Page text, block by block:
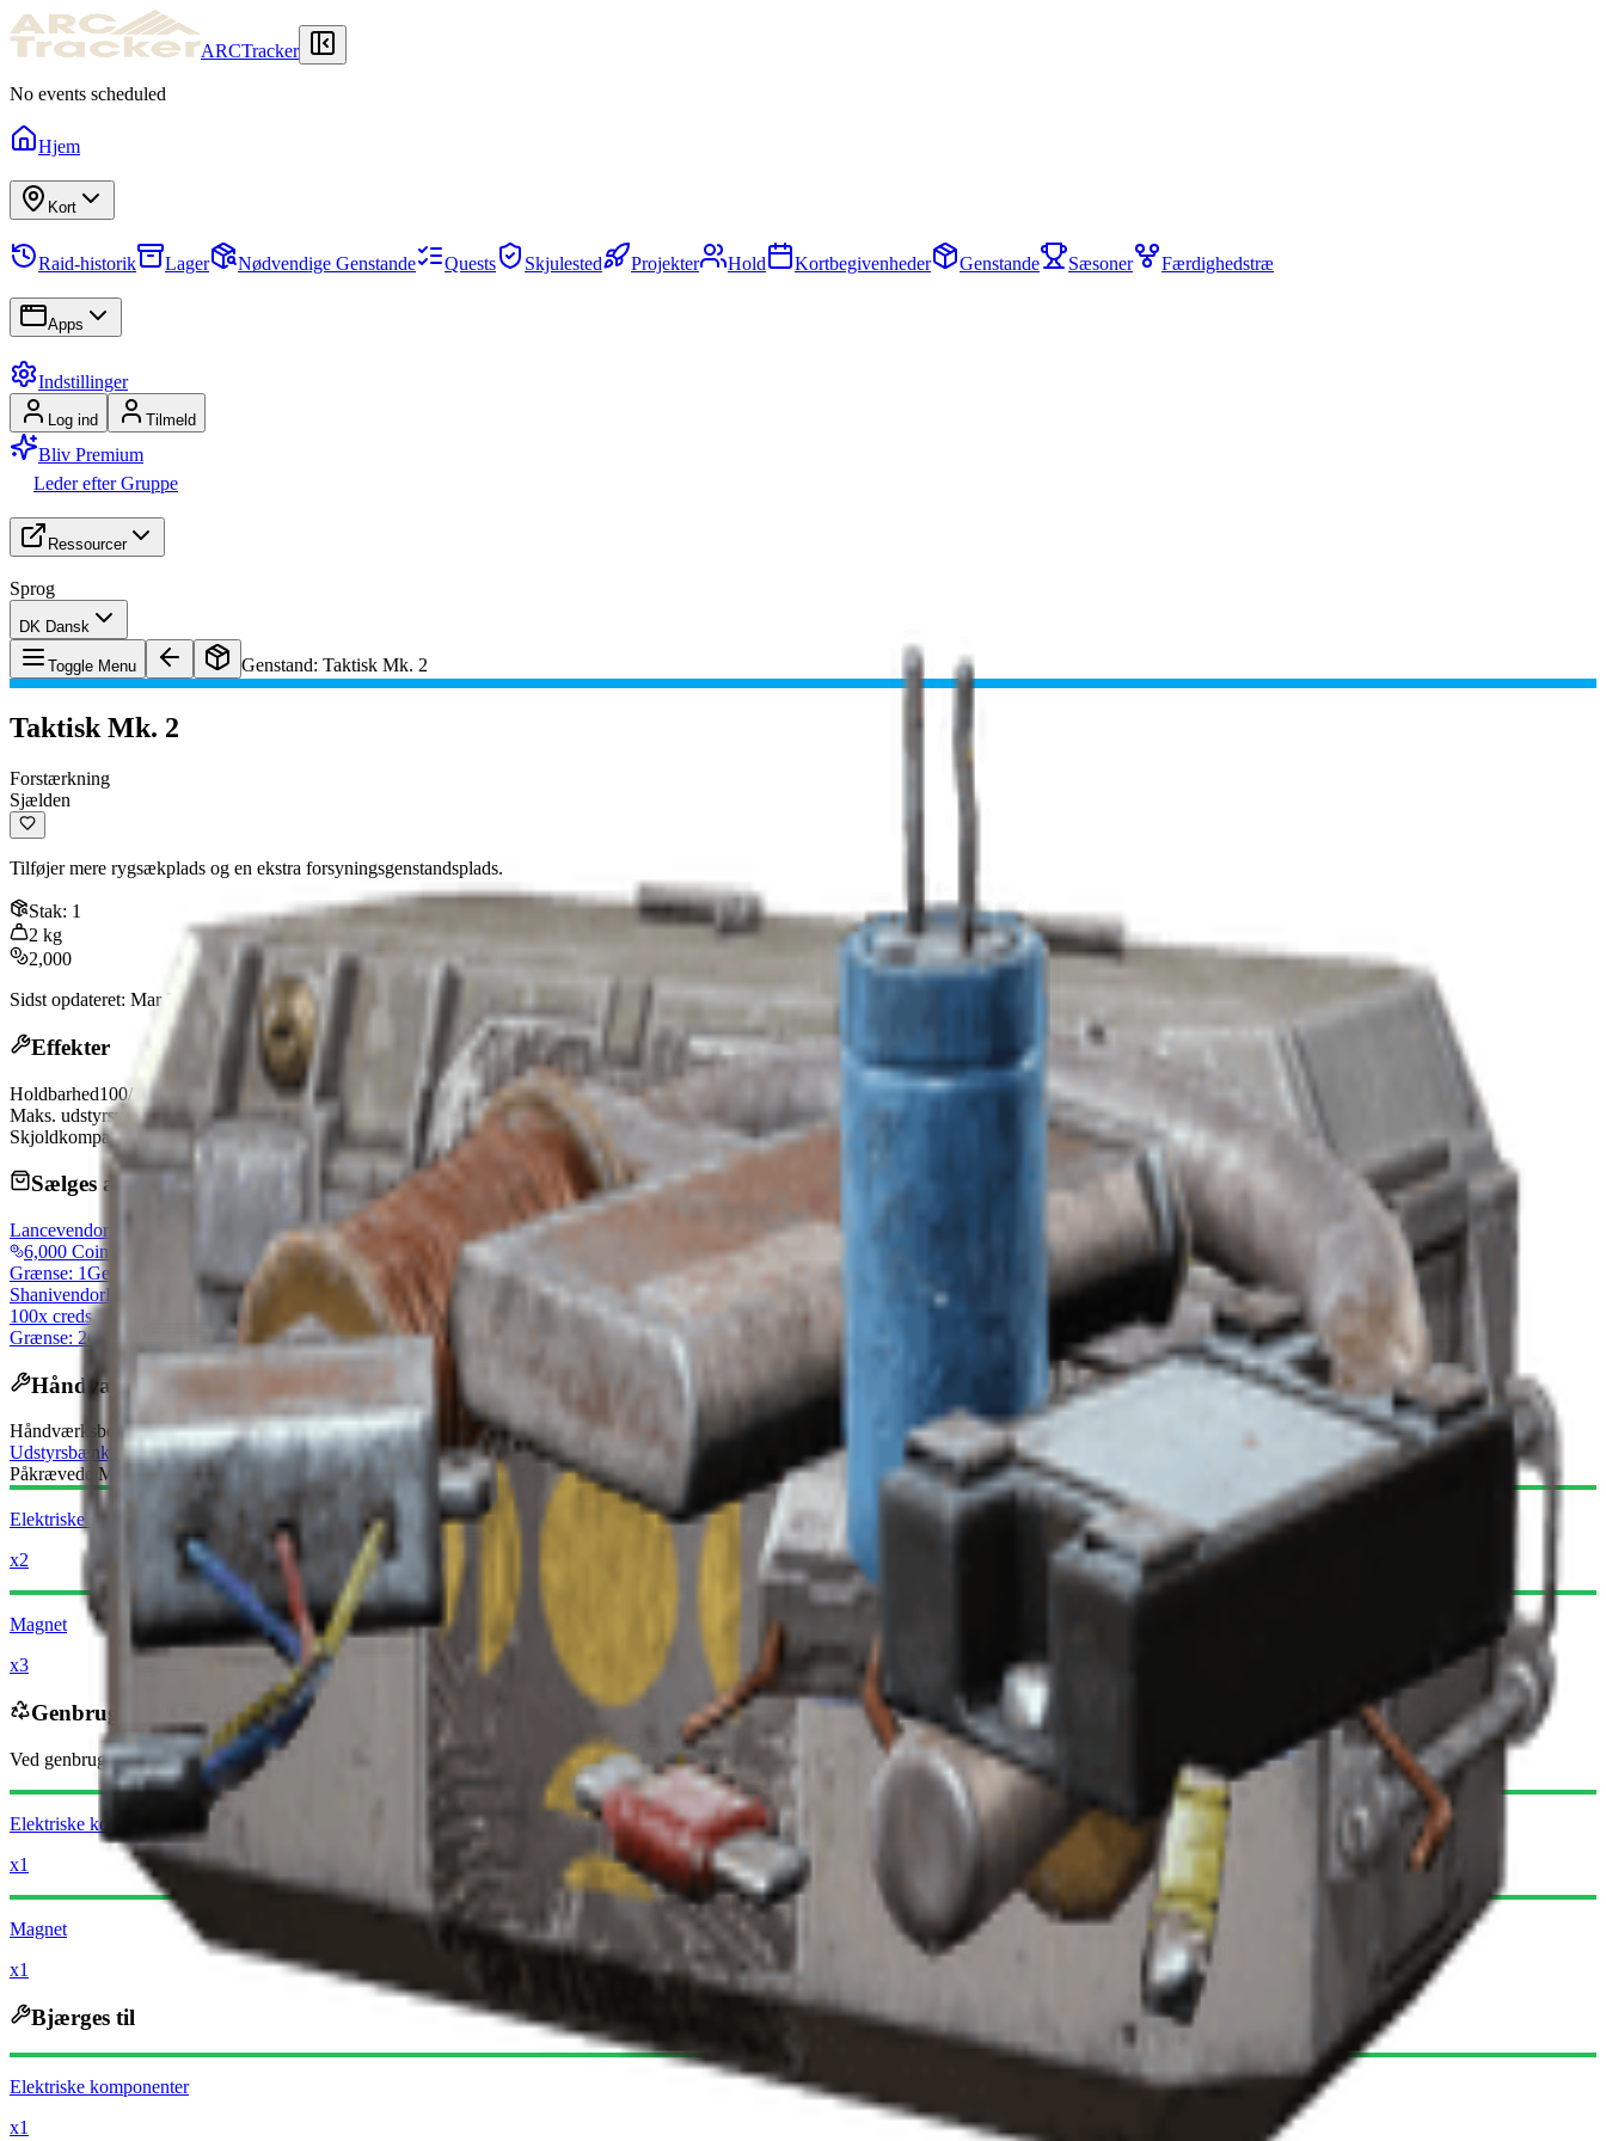
ARCTracker
No events scheduled
Hjem
Kort
Raid-historik Lager Nødvendige Genstande Quests Skjulested Projekter Hold Kortbegivenheder Genstande Sæsoner Færdighedstræ
Apps
Indstillinger
Log ind Tilmeld
Bliv Premium
Leder efter Gruppe
Ressourcer
Sprog
DK Dansk
Toggle Menu Genstand: Taktisk Mk. 2
Taktisk Mk. 2
Forstærkning
Sjælden
Tilføjer mere rygsækplads og en ekstra forsyningsgenstandsplads.
Stak: 1
2 kg
2,000
Sidst opdateret: Mar 22, 2026
Effekter
Holdbarhed100/100
Maks. udstyrsvægt45
SkjoldkompatibilitetLight, Medium
Sælges af handlende
LancevendorLevel
6,000 Coins
Grænse: 1Genopfyldes dagligt
ShanivendorLevel
100x creds
Grænse: 2Genopfyldes dagligt
Håndværksopskrift
Håndværksbord:
Udstyrsbænk
Påkrævede Materialer:
Elektriske komponenter
x2
Magnet
x3
Genbruges til
Ved genbrug modtager du -1060 mindre
Elektriske komponenter
x1
Magnet
x1
Bjærges til
Elektriske komponenter
x1